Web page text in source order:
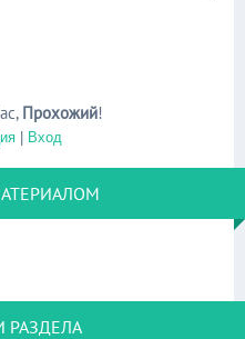
, Прохожий!
| Вход
РАЗДЕЛА